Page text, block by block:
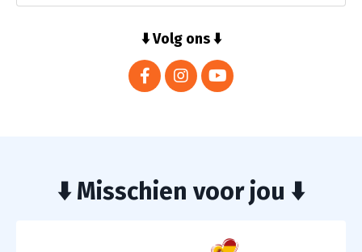
⬇️ Volg ons ⬇️
⬇️ Misschien voor jou ⬇️